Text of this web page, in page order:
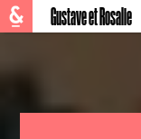
Gustave et Rosalie